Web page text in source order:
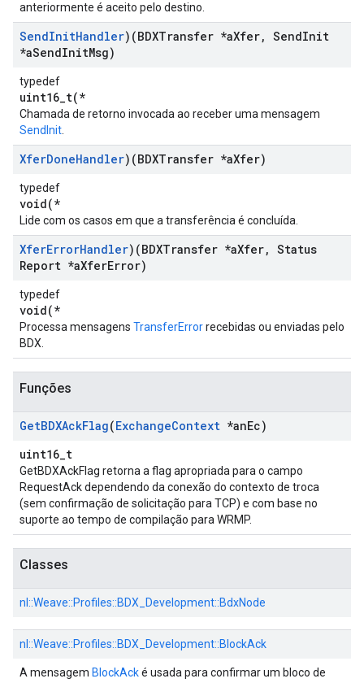
anteriormente é aceito pelo destino.
SendInitHandler)(BDXTransfer *aXfer, SendInit
*aSendInitMsg)
typedef
uint16_t(*
Chamada de retorno invocada ao receber uma mensagem
SendInit
XferDoneHandler)(BDXTransfer *aXfer)
typedef
void(*
Lide com os casos em que a transferência é concluída.
XferErrorHandler)(BDXTransfer *aXfer, Status
Report *aXferError)
typedef
void(*
Processa mensagens TransferErrorrecebidas ou enviadas pelo
BDX.
Funções
GetBDXAckFlag(ExchangeContext *anEc)
uint16_t
GetBDXAckFlag retorna a flag apropriada para o campo
RequestAck dependendo da conexão do contexto de troca
(sem confirmação de solicitação para TCP) e com base no
suporte ao tempo de compilação para WRMP.
Classes
nl::Weave::Profiles::BDX_Development::BdxNode
nl::Weave::Profiles::BDX_Development::BlockAck
A mensagem BlockAcké usada para confirmar um bloco de